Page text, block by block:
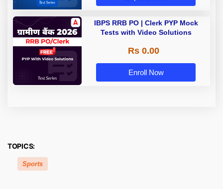
IBPS RRB PO | Clerk PYP Mock
Tests with Video Solutions
Rs 0.00
Enroll Now
TOPICS:
Sports